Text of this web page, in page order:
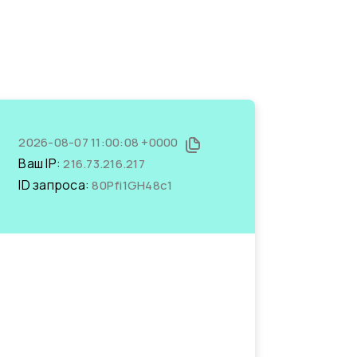
2026-08-07 11:00:08 +0000
Ваш IP:216.73.216.217
ID запроса:80Pfi1GH48c1